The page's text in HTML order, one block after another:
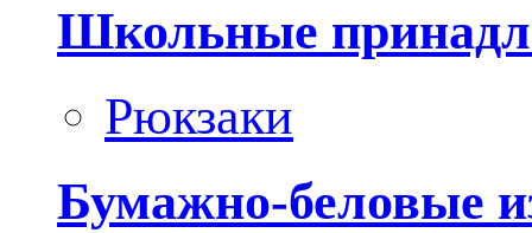
Школьные
Рюкзаки
Бумажно-беловые